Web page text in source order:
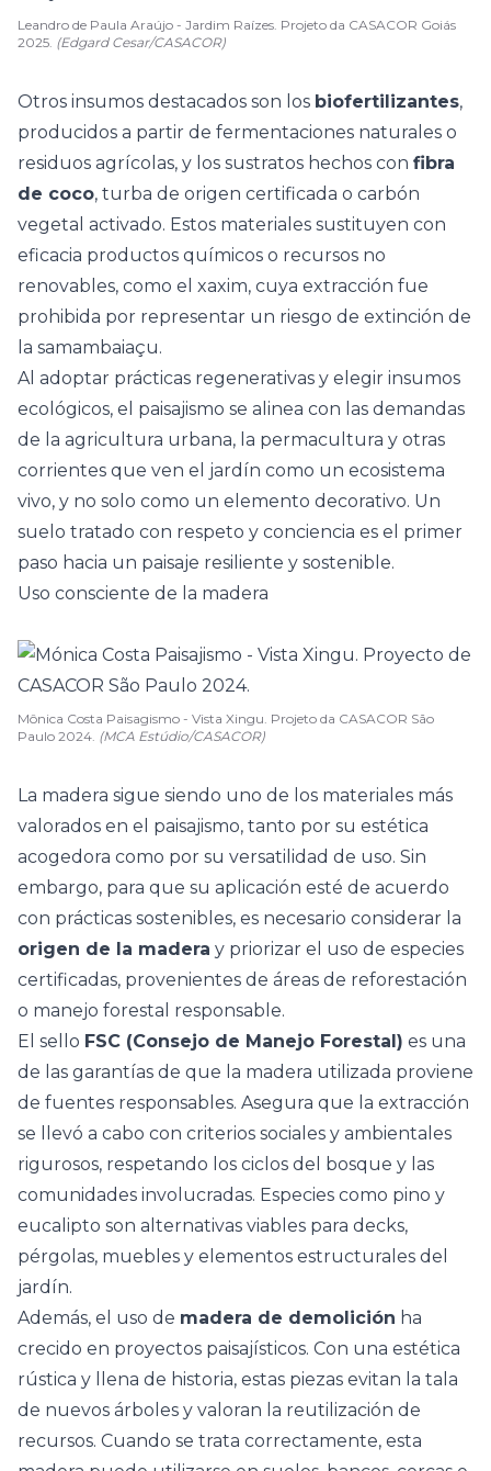
Leandro de Paula Araújo - Jardim Raízes. Projeto da CASACOR Goiás
2025. (Edgard Cesar/CASACOR)
Otros insumos destacados son los biofertilizantes,
producidos a partir de fermentaciones naturales o
residuos agrícolas, y los sustratos hechos con fibra
de coco, turba de origen certificada o carbón
vegetal activado. Estos materiales sustituyen con
eficacia productos químicos o recursos no
renovables, como el xaxim, cuya extracción fue
prohibida por representar un riesgo de extinción de
la samambaiaçu.
Al adoptar prácticas regenerativas y elegir insumos
ecológicos, el paisajismo se alinea con las demandas
de la agricultura urbana, la permacultura y otras
corrientes que ven el jardín como un ecosistema
vivo, y no solo como un elemento decorativo. Un
suelo tratado con respeto y conciencia es el primer
paso hacia un paisaje resiliente y sostenible.
Uso consciente de la madera
Mônica Costa Paisagismo - Vista Xingu. Projeto da CASACOR São
Paulo 2024. (MCA Estúdio/CASACOR)
La madera sigue siendo uno de los materiales más
valorados en el paisajismo, tanto por su estética
acogedora como por su versatilidad de uso. Sin
embargo, para que su aplicación esté de acuerdo
con prácticas sostenibles, es necesario considerar la
origen de la madera y priorizar el uso de especies
certificadas, provenientes de áreas de reforestación
o manejo forestal responsable.
El sello FSC (Consejo de Manejo Forestal) es una
de las garantías de que la madera utilizada proviene
de fuentes responsables. Asegura que la extracción
se llevó a cabo con criterios sociales y ambientales
rigurosos, respetando los ciclos del bosque y las
comunidades involucradas. Especies como pino y
eucalipto son alternativas viables para decks,
pérgolas, muebles y elementos estructurales del
jardín.
Además, el uso de madera de demolición ha
crecido en proyectos paisajísticos. Con una estética
rústica y llena de historia, estas piezas evitan la tala
de nuevos árboles y valoran la reutilización de
recursos. Cuando se trata correctamente, esta